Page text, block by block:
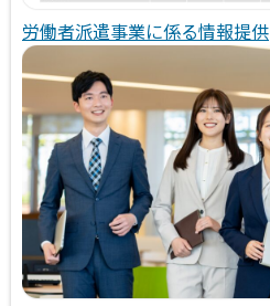
労働者派遣事業に係る情報提供